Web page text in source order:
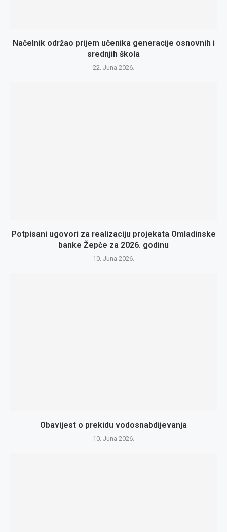
Načelnik održao prijem učenika generacije osnovnih i
srednjih škola
22. Juna 2026.
Potpisani ugovori za realizaciju projekata Omladinske
banke Žepče za 2026. godinu
10. Juna 2026.
Obavijest o prekidu vodosnabdijevanja
10. Juna 2026.